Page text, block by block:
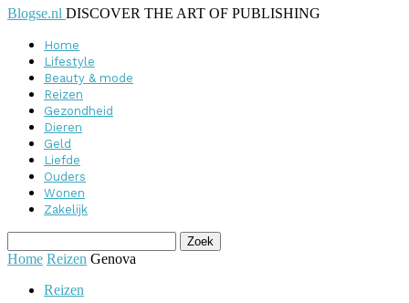
Blogse.nl DISCOVER THE ART OF PUBLISHING
Home
Lifestyle
Beauty & mode
Reizen
Gezondheid
Dieren
Geld
Liefde
Ouders
Wonen
Zakelijk
Home Reizen Genova
Reizen